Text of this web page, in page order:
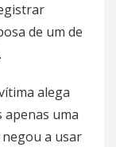
de um de
alega
uma
a usar